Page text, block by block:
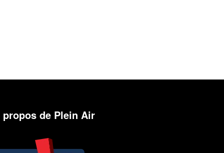
propos de Plein Air